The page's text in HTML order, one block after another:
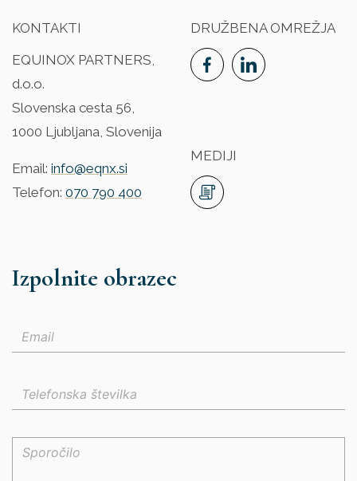
KONTAKTI
EQUINOX PARTNERS,
d.o.o.
Slovenska cesta 56,
1000 Ljubljana, Slovenija
DRUŽBENA OMREŽJA
Email: info@eqnx.si
Telefon: 070 790 400
MEDIJI
Izpolnite obrazec